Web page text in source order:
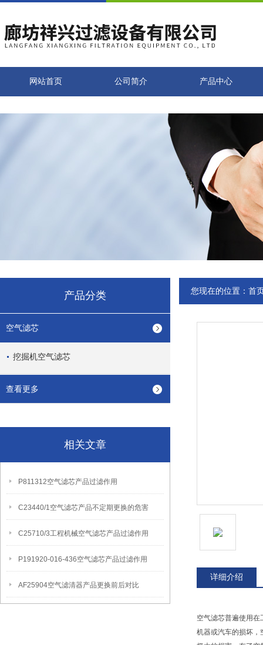
网站首页 公司简介 产品中心
产品分类
空气滤芯
挖掘机空气滤芯
查看更多
相关文章
P811312空气滤芯产品过滤作用
C23440/1空气滤芯产品不定期更换的危害
C25710/3工程机械空气滤芯产品过滤作用
P191920-016-436空气滤芯产品过滤作用
AF25904空气滤清器产品更换前后对比
您现在的位置： 首
详细介绍
空气滤芯普遍使用
机器或汽车的损坏，